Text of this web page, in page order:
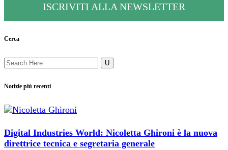
ISCRIVITI ALLA NEWSLETTER
Cerca
Notizie più recenti
Digital Industries World: Nicoletta Ghironi è la nuova
direttrice tecnica e segretaria generale